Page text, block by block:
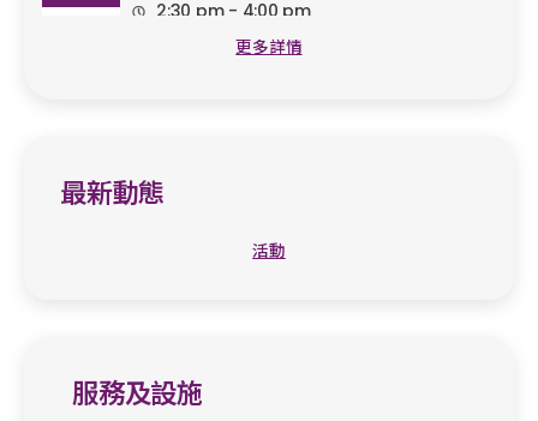
2:30 pm - 4:00 pm
更多詳情
最新動態
活動
服務及設施